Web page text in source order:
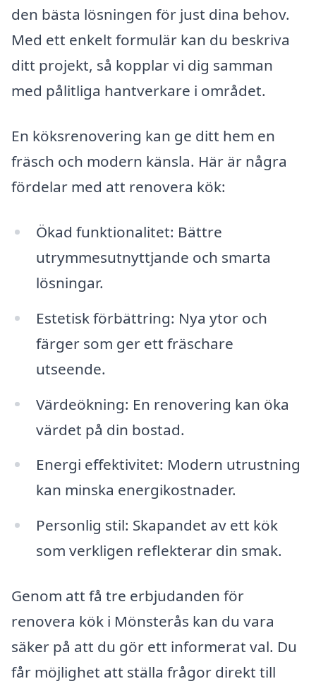
den bästa lösningen för just dina behov.
Med ett enkelt formulär kan du beskriva
ditt projekt, så kopplar vi dig samman
med pålitliga hantverkare i området.
En köksrenovering kan ge ditt hem en
fräsch och modern känsla. Här är några
fördelar med att renovera kök:
Ökad funktionalitet: Bättre
utrymmesutnyttjande och smarta
lösningar.
Estetisk förbättring: Nya ytor och
färger som ger ett fräschare
utseende.
Värdeökning: En renovering kan öka
värdet på din bostad.
Energi effektivitet: Modern utrustning
kan minska energikostnader.
Personlig stil: Skapandet av ett kök
som verkligen reflekterar din smak.
Genom att få tre erbjudanden för
renovera kök i Mönsterås kan du vara
säker på att du gör ett informerat val. Du
får möjlighet att ställa frågor direkt till